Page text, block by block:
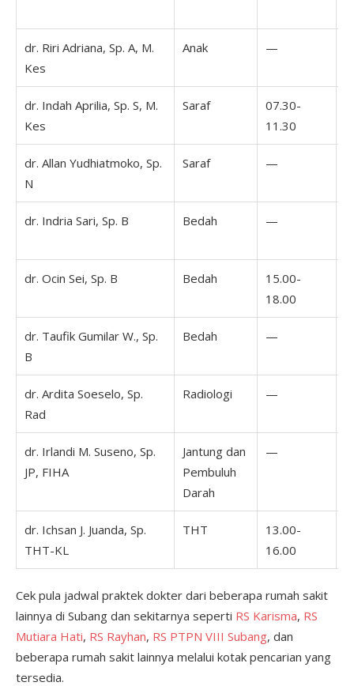
dr. Riri Adriana, Sp. A, M.
Kes
Anak —
dr. Indah Aprilia, Sp. S, M.
Kes
Saraf
07.30-
11.30
dr. Allan Yudhiatmoko, Sp.
N
Saraf —
dr. Indria Sari, Sp. B Bedah —
dr. Ocin Sei, Sp. B Bedah
15.00-
18.00
dr. Taufik Gumilar W., Sp.
B
Bedah —
dr. Ardita Soeselo, Sp.
Rad
Radiologi —
dr. Irlandi M. Suseno, Sp.
JP, FIHA
Jantung dan
Pembuluh
Darah
—
dr. Ichsan J. Juanda, Sp.
THT-KL
THT
13.00-
16.00
Cek pula jadwal praktek dokter dari beberapa rumah sakit
lainnya di Subang dan sekitarnya seperti RS Karisma, RS
Mutiara Hati, RS Rayhan, RS PTPN VIII Subang, dan
beberapa rumah sakit lainnya melalui kotak pencarian yang
tersedia.